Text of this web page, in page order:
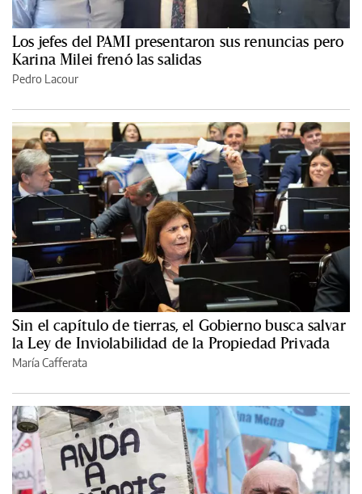
Los jefes del PAMI presentaron sus renuncias pero
Karina Milei frenó las salidas
Pedro Lacour
Sin el capítulo de tierras, el Gobierno busca salvar
la Ley de Inviolabilidad de la Propiedad Privada
María Cafferata